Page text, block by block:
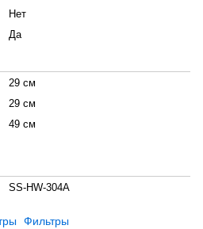
Нет
Да
29 см
29 см
49 см
SS-HW-304A
Фильтры